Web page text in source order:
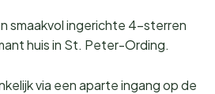
smaakvol ingerichte 4-sterren
huis in St. Peter-Ording.
via een aparte ingang op de